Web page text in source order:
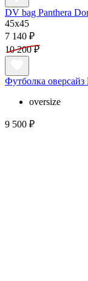
DV bag Panthera
45x45
7 140 ₽
10 200 ₽
Футболка
oversize
9 500 ₽